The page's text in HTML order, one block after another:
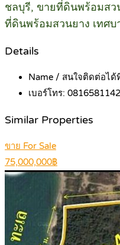
ชลบุรี, ขายที่ดินพร้อมสว
ที่ดินพร้อมสวนยาง เทศ
Details
Name / สนใจติดต่อไ
เบอร์โทร: 0816581142
Similar Properties
ขาย For Sale
75,000,000฿